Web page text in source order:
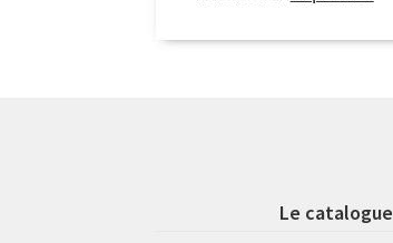
Le catalogue